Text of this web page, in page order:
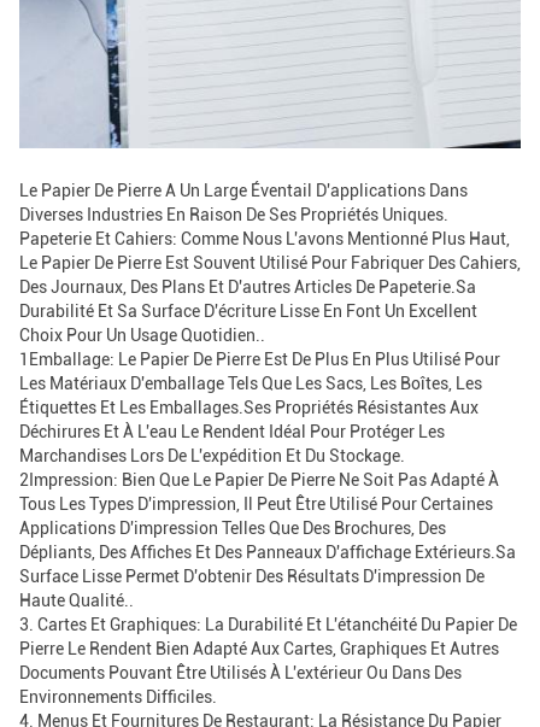
Le Papier De Pierre A Un Large Éventail D'applications Dans
Diverses Industries En Raison De Ses Propriétés Uniques.
Papeterie Et Cahiers: Comme Nous L'avons Mentionné Plus Haut,
Le Papier De Pierre Est Souvent Utilisé Pour Fabriquer Des Cahiers,
Des Journaux, Des Plans Et D'autres Articles De Papeterie.Sa
Durabilité Et Sa Surface D'écriture Lisse En Font Un Excellent
Choix Pour Un Usage Quotidien..
1Emballage: Le Papier De Pierre Est De Plus En Plus Utilisé Pour
Les Matériaux D'emballage Tels Que Les Sacs, Les Boîtes, Les
Étiquettes Et Les Emballages.Ses Propriétés Résistantes Aux
Déchirures Et À L'eau Le Rendent Idéal Pour Protéger Les
Marchandises Lors De L'expédition Et Du Stockage.
2Impression: Bien Que Le Papier De Pierre Ne Soit Pas Adapté À
Tous Les Types D'impression, Il Peut Être Utilisé Pour Certaines
Applications D'impression Telles Que Des Brochures, Des
Dépliants, Des Affiches Et Des Panneaux D'affichage Extérieurs.Sa
Surface Lisse Permet D'obtenir Des Résultats D'impression De
Haute Qualité..
3. Cartes Et Graphiques: La Durabilité Et L'étanchéité Du Papier De
Pierre Le Rendent Bien Adapté Aux Cartes, Graphiques Et Autres
Documents Pouvant Être Utilisés À L'extérieur Ou Dans Des
Environnements Difficiles.
4. Menus Et Fournitures De Restaurant: La Résistance Du Papier